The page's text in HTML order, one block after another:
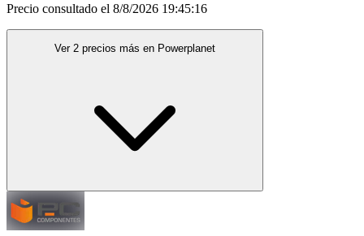
Precio consultado el 8/8/2026 19:45:16
Ver 2 precios más en Powerplanet